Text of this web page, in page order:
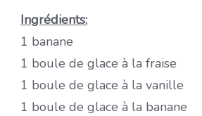
Ingrédients:
1 banane
1 boule de glace à la fraise
1 boule de glace à la vanille
1 boule de glace à la banane